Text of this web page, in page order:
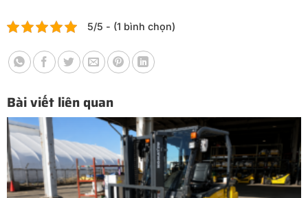
5/5 - (1 bình chọn)
Bài viết liên quan